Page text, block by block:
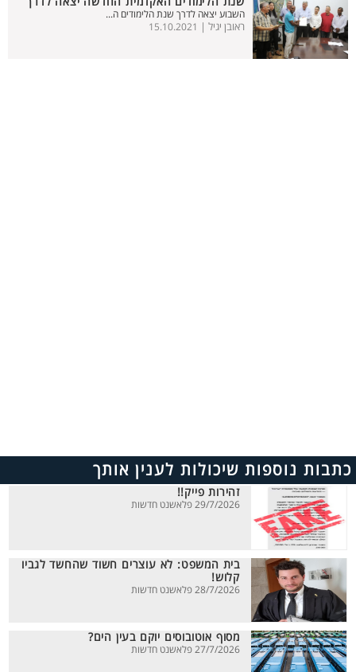
השבוע יצאה לדרך שנת הלימודים ה...
ראובן יגיל | 15.10.2021
כתבות נוספות שיכולות לענין אותך
זהירות פייק!!
29/7/2026 פלאשנט חדשות
בית המשפט: לא עוצרים חשוד שהחשד לגביו
קלוש!
28/7/2026 פלאשנט חדשות
מסוף אוטובוסים יוקם בעין הים?
27/7/2026 פלאשנט חדשות